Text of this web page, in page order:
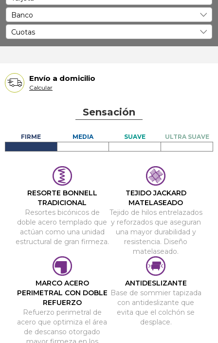
Envío a domicilio
Calcular
Sensación
RESORTE BONNELL
TRADICIONAL
Resortes bicónicos de
doble acero templado que
actúan como una unidad
estructural de gran firmeza.
TEJIDO JACKARD
MATELASEADO
Tejido de hilos entrelazados
y reforzados que aseguran
una mayor durabilidad y
resistencia. Diseño
matelaseado.
MARCO ACERO
PERIMETRAL CON DOBLE
REFUERZO
Refuerzo perimetral de
acero que optimiza el área
de descanso otorgado
ANTIDESLIZANTE
Base de sommier tapizada
con antideslizante que
evita que el colchón se
desplace.